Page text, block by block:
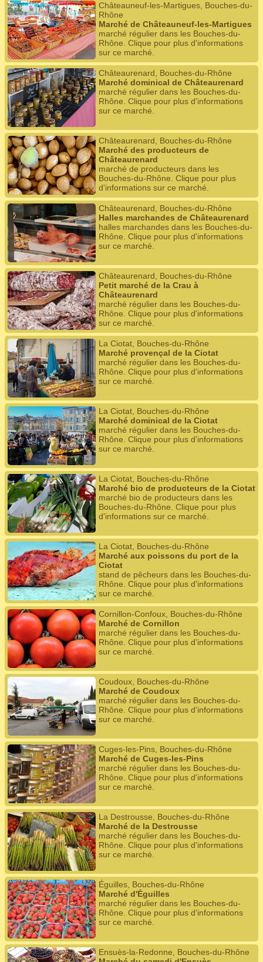
Châteauneuf-les-Martigues, Bouches-du-
Rhône
Marché de Châteauneuf-les-Martigues
marché régulier dans les Bouches-du-
Rhône. Clique pour plus d'informations
sur ce marché.
Châteaurenard, Bouches-du-Rhône
Marché dominical de Châteaurenard
marché régulier dans les Bouches-du-
Rhône. Clique pour plus d'informations
sur ce marché.
Châteaurenard, Bouches-du-Rhône
Marché des producteurs de
Châteaurenard
marché de producteurs dans les
Bouches-du-Rhône. Clique pour plus
d'informations sur ce marché.
Châteaurenard, Bouches-du-Rhône
Halles marchandes de Châteaurenard
halles marchandes dans les Bouches-du-
Rhône. Clique pour plus d'informations
sur ce marché.
Châteaurenard, Bouches-du-Rhône
Petit marché de la Crau à
Châteaurenard
marché régulier dans les Bouches-du-
Rhône. Clique pour plus d'informations
sur ce marché.
La Ciotat, Bouches-du-Rhône
Marché provençal de la Ciotat
marché régulier dans les Bouches-du-
Rhône. Clique pour plus d'informations
sur ce marché.
La Ciotat, Bouches-du-Rhône
Marché dominical de la Ciotat
marché régulier dans les Bouches-du-
Rhône. Clique pour plus d'informations
sur ce marché.
La Ciotat, Bouches-du-Rhône
Marché bio de producteurs de la Ciotat
marché bio de producteurs dans les
Bouches-du-Rhône. Clique pour plus
d'informations sur ce marché.
La Ciotat, Bouches-du-Rhône
Marché aux poissons du port de la
Ciotat
stand de pêcheurs dans les Bouches-du-
Rhône. Clique pour plus d'informations
sur ce marché.
Cornillon-Confoux, Bouches-du-Rhône
Marché de Cornillon
marché régulier dans les Bouches-du-
Rhône. Clique pour plus d'informations
sur ce marché.
Coudoux, Bouches-du-Rhône
Marché de Coudoux
marché régulier dans les Bouches-du-
Rhône. Clique pour plus d'informations
sur ce marché.
Cuges-les-Pins, Bouches-du-Rhône
Marché de Cuges-les-Pins
marché régulier dans les Bouches-du-
Rhône. Clique pour plus d'informations
sur ce marché.
La Destrousse, Bouches-du-Rhône
Marché de la Destrousse
marché régulier dans les Bouches-du-
Rhône. Clique pour plus d'informations
sur ce marché.
Éguilles, Bouches-du-Rhône
Marché d'Éguilles
marché régulier dans les Bouches-du-
Rhône. Clique pour plus d'informations
sur ce marché.
Ensuès-la-Redonne, Bouches-du-Rhône